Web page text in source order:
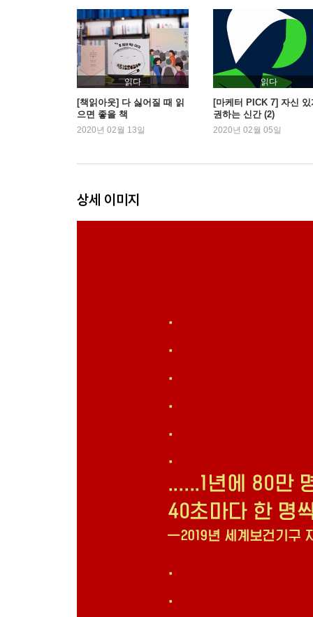
― 윌 로저스, 찰스 메이요, 오시프 가브릴로비치,
찬드라세카라 라만
9 종교인들의 대답
― 모한다스 간디, 존 헤인즈 홈스, 에르네스트 딤닛
10 세 여성의 해석
― 메리 울리, 지나 롬브로소, 헬렌 윌스
11 감옥에서의 단상
― 오언 C. 미들턴: 뉴욕 싱싱교도소 종신형 죄수
3부 나의 답장
읽다
[책읽아웃] 다 싫어질 때 읽
으면 좋을 책
2020년 02월 13일
읽다
[마케터 PICK 7] 자신 있
권하는 신간 (2)
2020년 02월 05일
상세 이미지